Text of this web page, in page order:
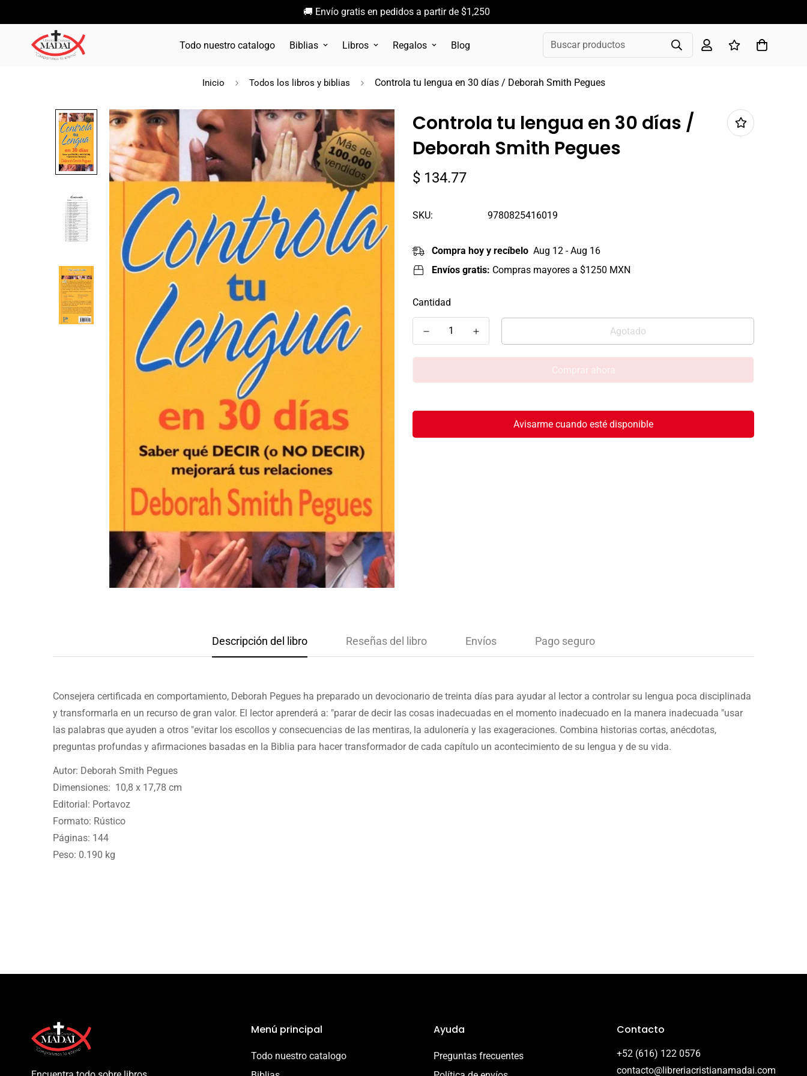
🚚 Envío gratis en pedidos a partir de $1,250
Todo nuestro catalogo Biblias Libros Regalos Blog Buscar productos
Inicio Todos los libros y biblias Controla tu lengua en 30 días / Deborah Smith Pegues
Controla tu lengua en 30 días /
Deborah Smith Pegues
Precio
$ 134.77
SKU: 9780825416019
Compra hoy y recíbelo Aug 12 - Aug 16
Envíos gratis: Compras mayores a $1250 MXN
Cantidad
Agotado
Comprar ahora
Avisarme cuando esté disponible
Descripción del libro Reseñas del libro Envíos Pago seguro
Consejera certificada en comportamiento, Deborah Pegues ha preparado un devocionario de treinta días para ayudar al lector a controlar su lengua poca disciplinada
y transformarla en un recurso de gran valor. El lector aprenderá a: "parar de decir las cosas inadecuadas en el momento inadecuado en la manera inadecuada "usar
las palabras que ayuden a otros "evitar los escollos y consecuencias de las mentiras, la adulonería y las exageraciones. Combina historias cortas, anécdotas,
preguntas profundas y afirmaciones basadas en la Biblia para hacer transformador de cada capítulo un acontecimiento de su lengua y de su vida.
Autor: Deborah Smith Pegues
Dimensiones: 10,8 x 17,78 cm
Editorial: Portavoz
Formato: Rústico
Páginas: 144
Peso: 0.190 kg
Menú principal
Todo nuestro catalogo
Ayuda
Preguntas frecuentes
Contacto
+52 (616) 122 0576
contacto@libreriacristianamadai.com